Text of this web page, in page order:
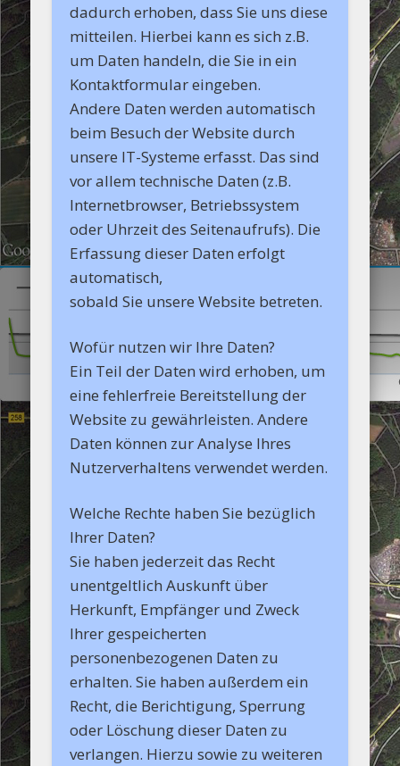
dadurch erhoben, dass Sie uns diese
mitteilen. Hierbei kann es sich z.B.
um Daten handeln, die Sie in ein
Kontaktformular eingeben.
Andere Daten werden automatisch
beim Besuch der Website durch
unsere IT-Systeme erfasst. Das sind
vor allem technische Daten (z.B.
Internetbrowser, Betriebssystem
oder Uhrzeit des Seitenaufrufs). Die
Erfassung dieser Daten erfolgt
automatisch,
sobald Sie unsere Website betreten.
Wofür nutzen wir Ihre Daten?
Ein Teil der Daten wird erhoben, um
eine fehlerfreie Bereitstellung der
Website zu gewährleisten. Andere
Daten können zur Analyse Ihres
Nutzerverhaltens verwendet werden.
Welche Rechte haben Sie bezüglich
Ihrer Daten?
Sie haben jederzeit das Recht
unentgeltlich Auskunft über
Herkunft, Empfänger und Zweck
Ihrer gespeicherten
personenbezogenen Daten zu
erhalten. Sie haben außerdem ein
Recht, die Berichtigung, Sperrung
oder Löschung dieser Daten zu
verlangen. Hierzu sowie zu weiteren